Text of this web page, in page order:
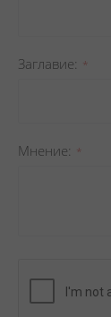
Заглавиe
Мнение